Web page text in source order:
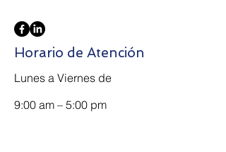
Horario de Atención
Lunes a Viernes de
9:00 am – 5:00 pm